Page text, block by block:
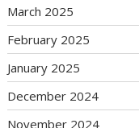
March 2025
February 2025
January 2025
December 2024
November 2024